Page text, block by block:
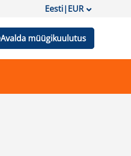
Eesti|EUR
Avalda müügikuulutus